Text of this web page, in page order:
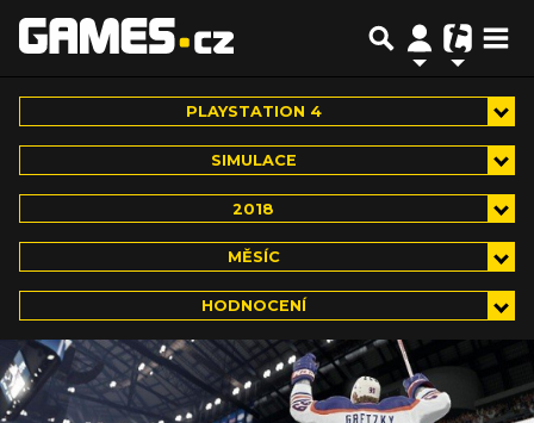
PLAYSTATION 4
SIMULACE
2018
MĚSÍC
HODNOCENÍ